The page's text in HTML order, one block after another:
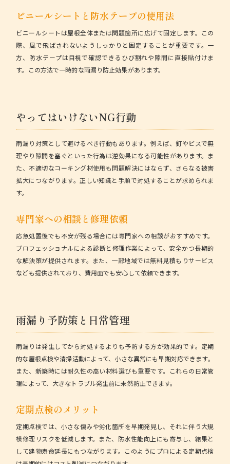
ビニールシートと防水テープの使用法
ビニールシートは屋根全体または問題箇所に広げて固定します。この
際、風で飛ばされないようしっかりと固定することが重要です。一
方、防水テープは目視で確認できるひび割れや隙間に直接貼付けま
す。この方法で一時的な雨漏り防止効果があります。
やってはいけないNG行動
雨漏り対策として避けるべき行動もあります。例えば、釘やビスで無
理やり隙間を塞ぐといった行為は逆効果になる可能性があります。ま
た、不適切なコーキング材使用も問題解決にはならず、さらなる被害
拡大につながります。正しい知識と手順で対処することが求められま
す。
専門家への相談と修理依頼
応急処置後でも不安が残る場合には専門家への相談がおすすめです。
プロフェッショナルによる診断と修理作業によって、安全かつ長期的
な解決策が提供されます。また、一部地域では無料見積もりサービス
なども提供されており、費用面でも安心して依頼できます。
雨漏り予防策と日常管理
雨漏りは発生してから対処するよりも予防する方が効果的です。定期
的な屋根点検や清掃活動によって、小さな異常にも早期対応できます。
また、新築時には耐久性の高い材料選びも重要です。これらの日常管
理によって、大きなトラブル発生前に未然防止できます。
定期点検のメリット
定期点検では、小さな傷みや劣化箇所を早期発見し、それに伴う大規
模修理リスクを低減します。また、防水性能向上にも寄与し、結果と
して建物寿命延長にもつながります。このようにプロによる定期点検